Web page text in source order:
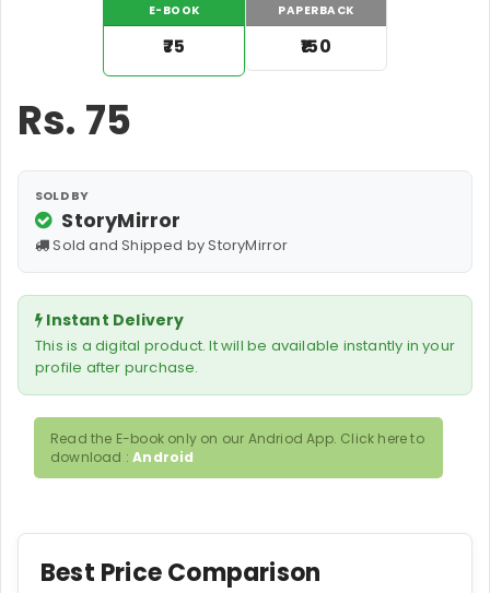
E-BOOK
₹75
PAPERBACK
₹150
Rs. 75
SOLD BY
StoryMirror
Sold and Shipped by StoryMirror
Instant Delivery
This is a digital product. It will be available instantly in your
profile after purchase.
Read the E-book only on our Andriod App. Click here to
download :Android
Best Price Comparison